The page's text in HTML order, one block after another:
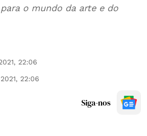
o mundo da arte e do
22:06
22:06
Siga-nos